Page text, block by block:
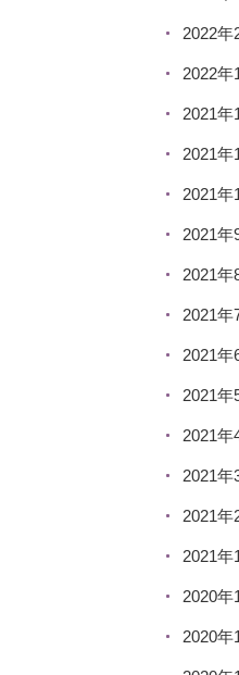
2022年
2022年
2021年
2021年
2021年
2021年
2021年
2021年
2021年
2021年
2021年
2021年
2021年
2021年
2020年
2020年